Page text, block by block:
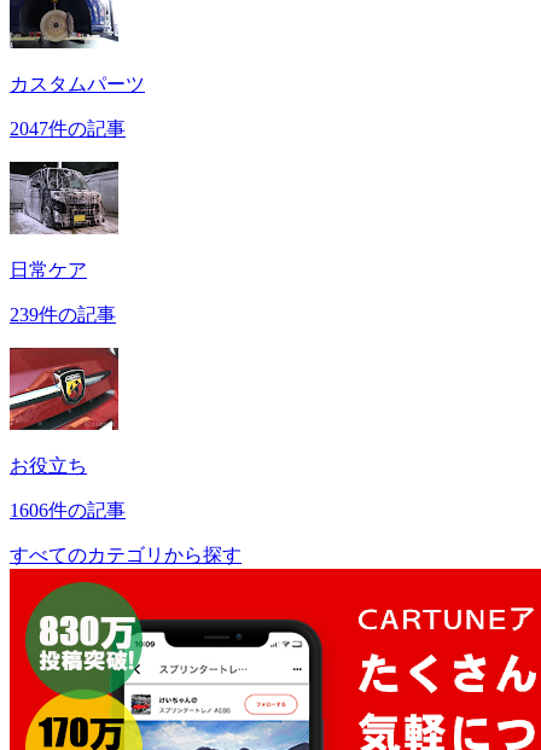
カスタムパーツ
2047件の記事
日常ケア
239件の記事
お役立ち
1606件の記事
すべてのカテゴリから探す